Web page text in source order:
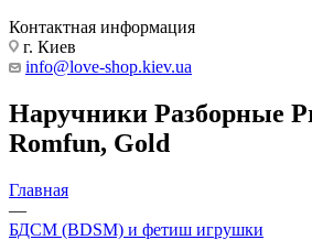
Контактная информация
г. Киев
info@love-shop.kiev.ua
Наручники Разборные
Romfun, Gold
Главная
—
БДСМ (BDSM) и фетиш игрушки